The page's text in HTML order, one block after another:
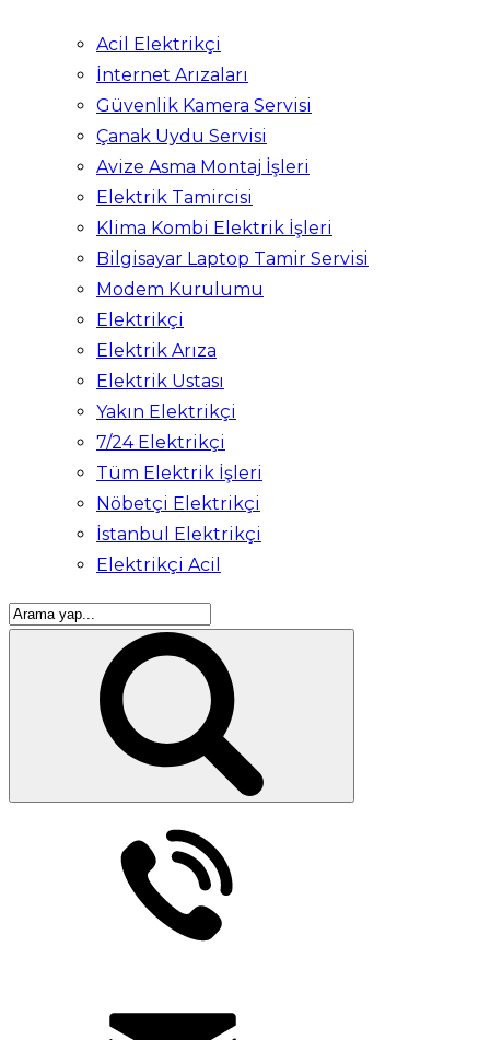
Acil Elektrikçi
İnternet Arızaları
Güvenlik Kamera Servisi
Çanak Uydu Servisi
Avize Asma Montaj İşleri
Elektrik Tamircisi
Klima Kombi Elektrik İşleri
Bilgisayar Laptop Tamir Servisi
Modem Kurulumu
Elektrikçi
Elektrik Arıza
Elektrik Ustası
Yakın Elektrikçi
7/24 Elektrikçi
Tüm Elektrik İşleri
Nöbetçi Elektrikçi
İstanbul Elektrikçi
Elektrikçi Acil